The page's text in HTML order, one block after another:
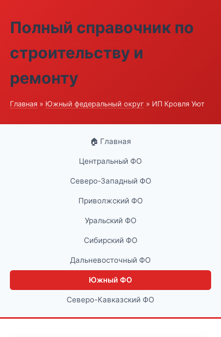
Полный справочник по
строительству и
ремонту
Главная » Южный федеральный округ » ИП Кровля Уют
🏠 Главная
Центральный ФО
Северо-Западный ФО
Приволжский ФО
Уральский ФО
Сибирский ФО
Дальневосточный ФО
Южный ФО
Северо-Кавказский ФО